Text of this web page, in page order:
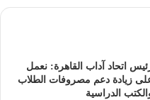
اتحاد آداب القاهرة: نعمل
زيادة دعم مصروفات الطلاب
الدراسية